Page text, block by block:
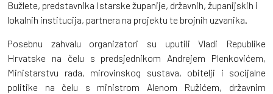
Bužlete, predstavnika Istarske županije, državnih, županijskih i
lokalnih institucija, partnera na projektu te brojnih uzvanika.
Posebnu zahvalu organizatori su uputili Vladi Republike
Hrvatske na čelu s predsjednikom Andrejem Plenkovićem,
Ministarstvu rada, mirovinskog sustava, obitelji i socijalne
politike na čelu s ministrom Alenom Ružićem, državnim